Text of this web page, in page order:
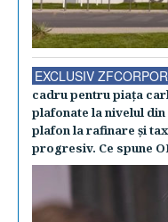
EXCLUSIV
cadru pentru piaţa
plafonate la nivelul
plafon la rafinare şi
progresiv. Ce spune